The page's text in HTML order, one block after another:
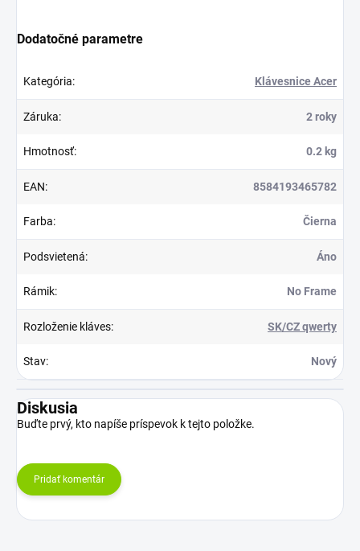
Dodatočné parametre
Kategória: Klávesnice Acer
Záruka: 2 roky
Hmotnosť: 0.2 kg
EAN: 8584193465782
Farba: Čierna
Podsvietená: Áno
Rámik: No Frame
Rozloženie kláves: SK/CZ qwerty
Stav: Nový
Diskusia
Buďte prvý, kto napíše príspevok k tejto položke.
Pridať komentár